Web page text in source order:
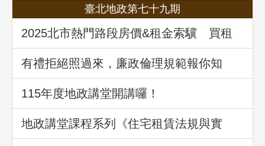
臺北地政第七十九期
2025北市熱門路段房價&租金索驥 買租
資訊馬上懂
有禮拒絕照過來，廉政倫理規範報你知
115年度地政講堂開講囉！
地政講堂課程系列《住宅租賃法規與實
務》回顧